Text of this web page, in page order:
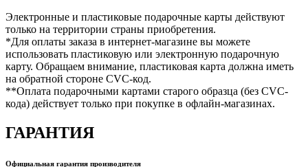
Электронные и пластиковые подарочные карты действуют
только на территории страны приобретения.
*Для оплаты заказа в интернет-магазине вы можете
использовать пластиковую или электронную подарочную
карту. Обращаем внимание, пластиковая карта должна иметь
на обратной стороне CVC-код.
**Оплата подарочными картами старого образца (без CVC-
кода) действует только при покупке в офлайн-магазинах.
ГАРАНТИЯ
Официальная гарантия производителя